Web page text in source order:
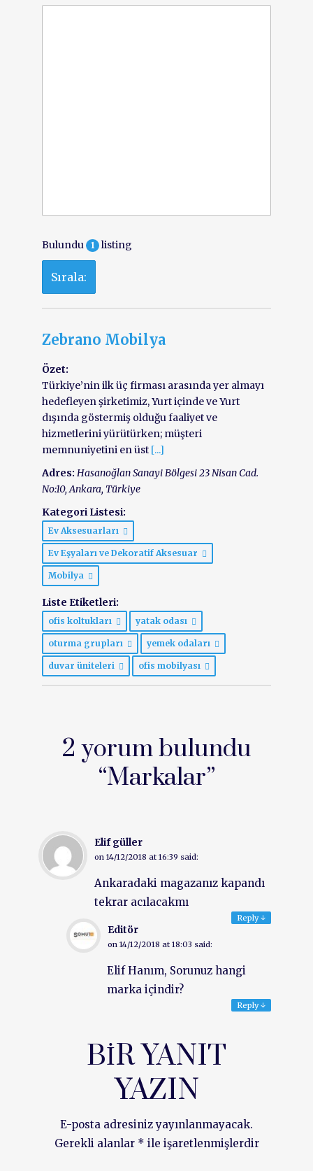
Bulundu 1 listing
Sırala:
Zebrano Mobilya
Özet:
Türkiye’nin ilk üç firması arasında yer almayı
hedefleyen şirketimiz, Yurt içinde ve Yurt
dışında göstermiş olduğu faaliyet ve
hizmetlerini yürütürken; müşteri
memnuniyetini en üst [...]
Adres: Hasanoğlan Sanayi Bölgesi 23 Nisan Cad.
No:10,Ankara, Türkiye
Kategori Listesi:
Ev Aksesuarları
Ev Eşyaları ve Dekoratif Aksesuar
Mobilya
Liste Etiketleri:
ofis koltukları yatak odası
oturma grupları yemek odaları
duvar üniteleri ofis mobilyası
2 yorum bulundu
“Markalar”
Elif güller
on 14/12/2018 at 16:39 said:
Ankaradaki magazanız kapandı
tekrar acılacakmı
Reply↓
Editör
on 14/12/2018 at 18:03 said:
Elif Hanım, Sorunuz hangi
marka içindir?
Reply↓
BIR YANIT
YAZIN
E-posta adresiniz yayınlanmayacak.
Gerekli alanlar * ile işaretlenmişlerdir